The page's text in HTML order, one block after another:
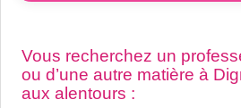
Vous recherchez un
ou d’une autre matière à
aux alentours :